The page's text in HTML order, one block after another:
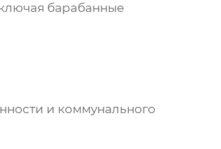
барабанные
и коммунального